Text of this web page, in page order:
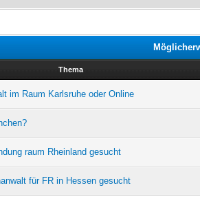
Thema
im Raum Karlsruhe oder Online
raum Rheinland gesucht
für FR in Hessen gesucht